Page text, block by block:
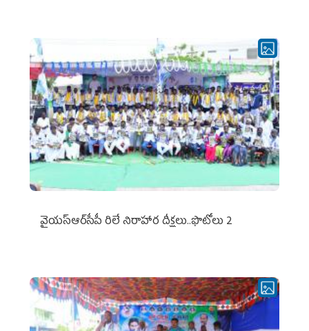
వైయ‌స్ఆర్‌సీపీ రిలే నిరాహార దీక్షలు..ఫొటోలు 2